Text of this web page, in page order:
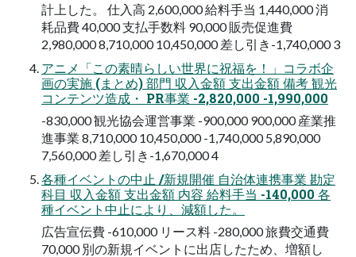
計上した。 仕入高 2,600,000 給料手当 1,440,000 消
耗品費 40,000 支払手数料 90,000 販売促進費
2,980,000 8,710,000 10,450,000 差し引き-1,740,000 3
アニメ「この素晴らしい世界に祝福を！」コラボ企
画の実施 (まとめ) 部門 収入金額 支出金額 備考 観光
コンテンツ造成・ PR事業 -2,820,000 -1,990,000
-830,000 観光協会運営事業 -900,000 900,000 産業推
進事業 8,710,000 10,450,000 -1,740,000 5,890,000
7,560,000 差し引き-1,670,000 4
各種イベントの中止 /新規開催 自治体連携事業 勘定
科目 収入金額 支出金額 内容 給料手当 -140,000 各
種イベント中止により、減額した。
広告宣伝費 -610,000 リース料 -280,000 旅費交通費
70,000 別の新規イベントに出店したため、増額し